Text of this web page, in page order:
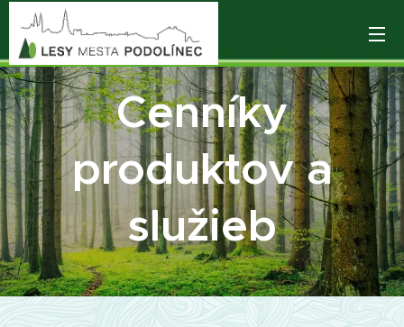
Cenníky
produktov a
služieb